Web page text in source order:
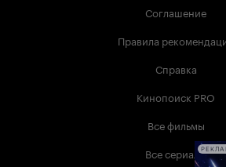
Соглашение
Правила
Справка
Кинопоиск PRO
Все фильмы
Все сериалы